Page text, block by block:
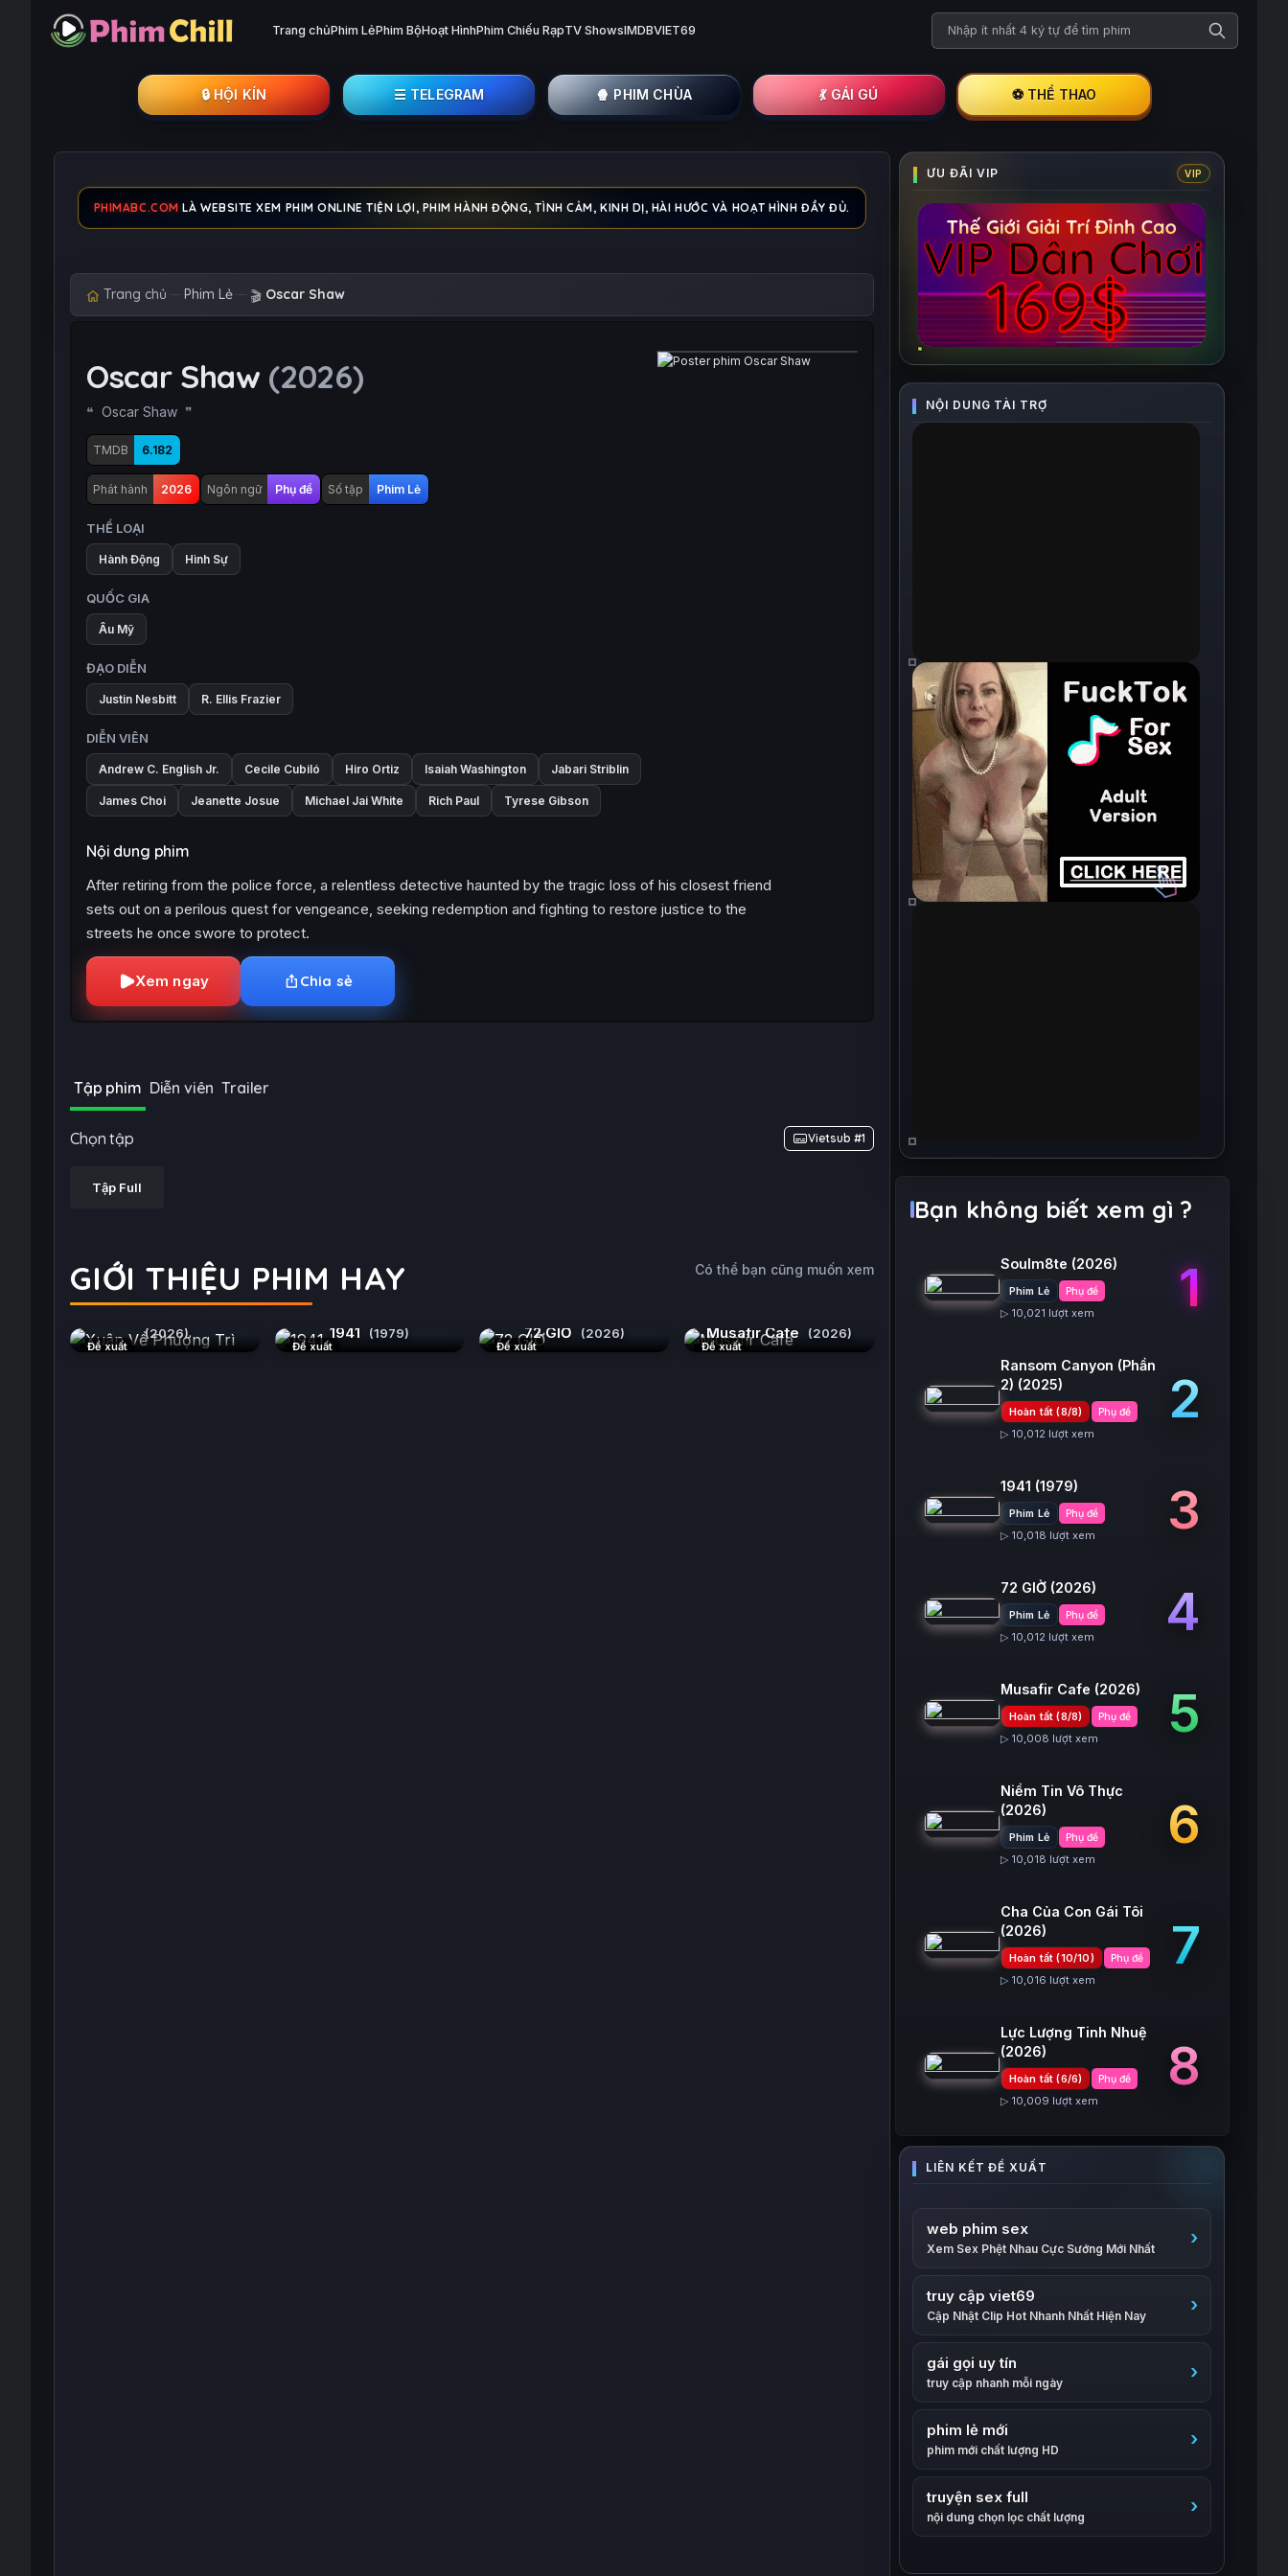
Trang chủPhim LẻPhim BộHoạt HìnhPhim Chiếu RạpTV ShowsIMDBVIET69 Tìm kiếm phim
🔒︎ HỘI KÍN ☰ TELEGRAM 🍿 PHIM CHÙA 💃 GÁI GÚ ⚽ THỂ THAO
PHIMABC.COM LÀ WEBSITE XEM PHIM ONLINE TIỆN LỢI, PHIM HÀNH ĐỘNG, TÌNH CẢM, KINH DỊ, HÀI HƯỚC VÀ HOẠT HÌNH ĐẦY ĐỦ.
Trang chủ Phim Lẻ 🎬 Oscar Shaw
Oscar Shaw (2026)
Oscar Shaw
TMDB 6.182
Phát hành 2026 Ngôn ngữ Phụ đề Số tập Phim Lẻ
THỂ LOẠI
Hành Động Hình Sự
QUỐC GIA
Âu Mỹ
ĐẠO DIỄN
Justin Nesbitt R. Ellis Frazier
DIỄN VIÊN
Andrew C. English Jr. Cecile Cubiló Hiro Ortiz Isaiah Washington Jabari Striblin
James Choi Jeanette Josue Michael Jai White Rich Paul Tyrese Gibson
Nội dung phim
After retiring from the police force, a relentless detective haunted by the tragic loss of his closest friend
sets out on a perilous quest for vengeance, seeking redemption and fighting to restore justice to the
streets he once swore to protect.
Xem ngay Chia sẻ
Tập phim Diễn viên Trailer
Chọn tập Vietsub #1
Tập Full
GIỚI THIỆU PHIM HAY Có thể bạn cũng muốn xem
Đề xuất
(2026)
Đề xuất
1941 (1979)
Đề xuất
72 GIỜ (2026)
Đề xuất
Musafir Cafe (2026)
Bạn không biết xem gì ?
Soulm8te (2026)
Phim Lẻ Phụ đề
▷ 10,021 lượt xem 1
Ransom Canyon (Phần
2) (2025)
Hoàn tất (8/8) Phụ đề
▷ 10,012 lượt xem
2
1941 (1979)
Phim Lẻ Phụ đề
▷ 10,018 lượt xem 3
72 GIỜ (2026)
Phim Lẻ Phụ đề
▷ 10,012 lượt xem 4
Musafir Cafe (2026)
Hoàn tất (8/8) Phụ đề
▷ 10,008 lượt xem 5
Niềm Tin Vô Thực
(2026)
Phim Lẻ Phụ đề
▷ 10,018 lượt xem
6
Cha Của Con Gái Tôi
(2026)
Hoàn tất (10/10) Phụ đề
▷ 10,016 lượt xem
7
Lực Lượng Tinh Nhuệ
(2026)
Hoàn tất (6/6) Phụ đề
▷ 10,009 lượt xem
8
web phim sex
Xem Sex Phệt Nhau Cực Sướng Mới Nhất
truy cập viet69
Cập Nhật Clip Hot Nhanh Nhất Hiện Nay
gái gọi uy tín
truy cập nhanh mỗi ngày
phim lẻ mới
phim mới chất lượng HD
truyện sex full
nội dung chọn lọc chất lượng